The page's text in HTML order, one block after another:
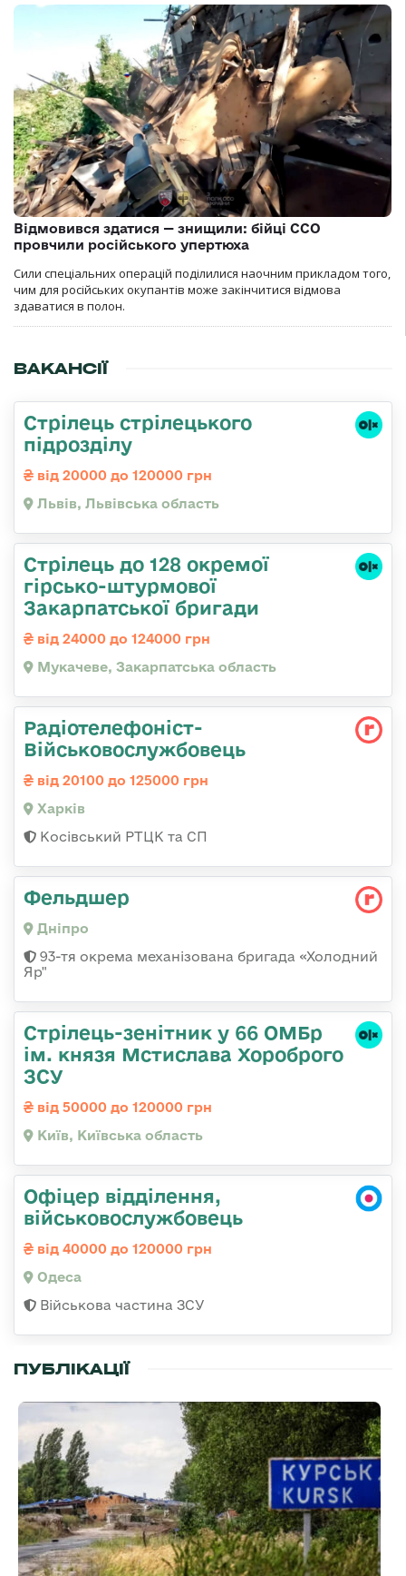
Відмовився здатися — знищили: бійці ССО
провчили російського упертюха
Сили спеціальних операцій поділилися наочним прикладом того,
чим для російських окупантів може закінчитися відмова
здаватися в полон.
ВАКАНСІЇ
Стрілець стрілецького
підрозділу
від 20000 до 120000 грн
Львів, Львівська область
Стрілець до 128 окремої
гірсько-штурмової
Закарпатської бригади
від 24000 до 124000 грн
Мукачеве, Закарпатська область
Радіотелефоніст-
Військовослужбовець
від 20100 до 125000 грн
Харків
Косівський РТЦК та СП
Фельдшер
Дніпро
93-тя окрема механізована бригада «Холодний
Яр"
Стрілець-зенітник у 66 ОМБр
ім. князя Мстислава Хороброго
ЗСУ
від 50000 до 120000 грн
Київ, Київська область
Офіцер відділення,
військовослужбовець
від 40000 до 120000 грн
Одеса
Військова частина ЗСУ
ПУБЛІКАЦІЇ